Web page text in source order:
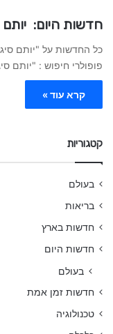
חדשות היום: יותם
כל החדשות על "יותם
פופולרי חיפוש : "יותם
קרא עוד »
קטגוריות
בעולם
בריאות
חדשות בארץ
חדשות היום
בעולם
חדשות זמן אמת
טכנולוגיה